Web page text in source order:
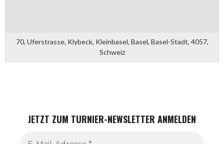
70, Uferstrasse, Klybeck, Kleinbasel, Basel, Basel-Stadt, 4057,
Schweiz
JETZT ZUM TURNIER-NEWSLETTER ANMELDEN